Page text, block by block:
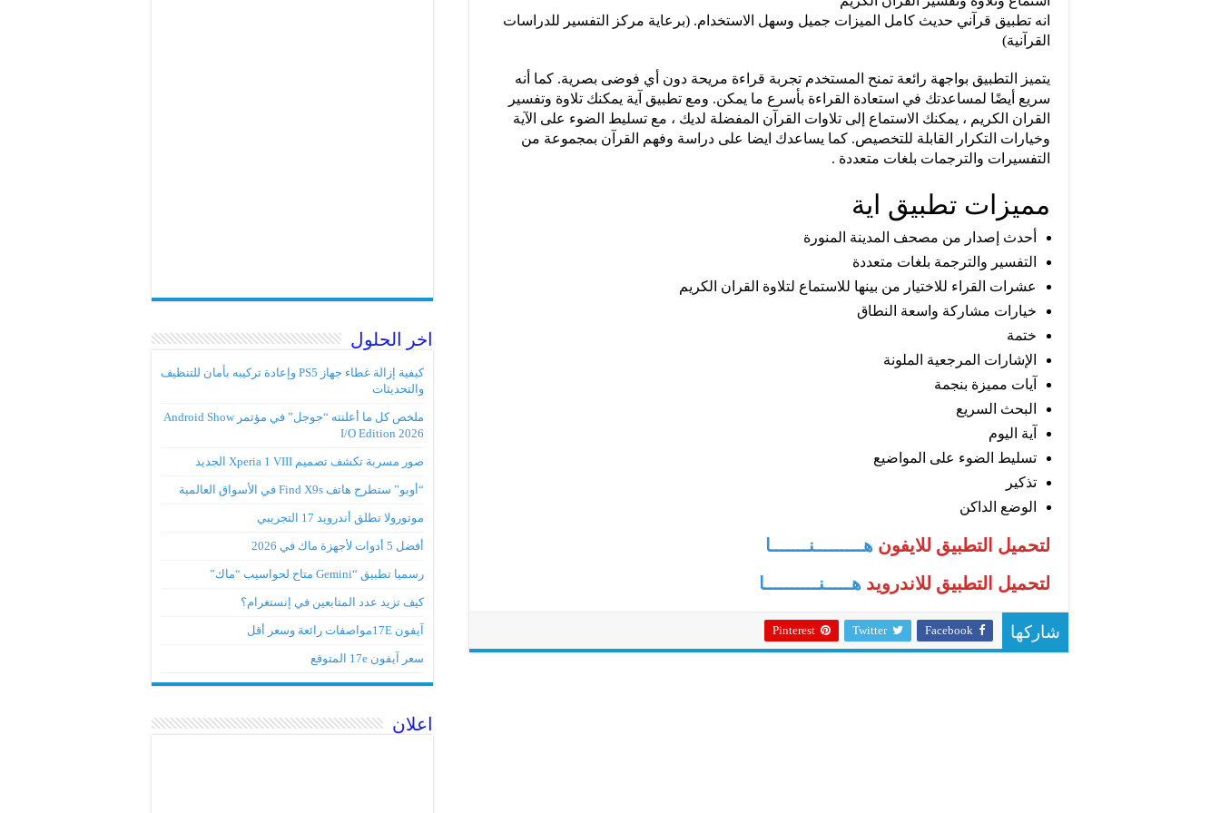
انه تطبيق قرآني حديث كامل الميزات جميل وسهل الاستخدام. (برعاية مركز التفسير للدراسات
القرآنية)
يتميز التطبيق بواجهة رائعة تمنح المستخدم تجربة قراءة مريحة دون أي فوضى بصرية. كما أنه
سريع أيضًا لمساعدتك في استعادة القراءة بأسرع ما يمكن. ومع تطبيق آية يمكنك تلاوة وتفسير
القران الكريم ، يمكنك الاستماع إلى تلاوات القرآن المفضلة لديك ، مع تسليط الضوء على الآية
وخيارات التكرار القابلة للتخصيص. كما يساعدك ايضا على دراسة وفهم القرآن بمجموعة من
التفسيرات والترجمات بلغات متعددة .
مميزات تطبيق اية
أحدث إصدار من مصحف المدينة المنورة
التفسير والترجمة بلغات متعددة
عشرات القراء للاختيار من بينها للاستماع لتلاوة القران الكريم
خيارات مشاركة واسعة النطاق
ختمة
الإشارات المرجعية الملونة
آيات مميزة بنجمة
البحث السريع
آية اليوم
تسليط الضوء على المواضيع
تذكير
الوضع الداكن
لتحميل التطبيق للايفون هـــــــــنـــــــا
لتحميل التطبيق للاندرويد هـــــنــــــــــا
شاركها Facebook
Twitter
Pinterest
اخر الحلول
كيفية إزالة غطاء جهاز PS5 وإعادة تركيبه بأمان للتنظيف
والتحديثات
ملخص كل ما أعلنته “جوجل” في مؤتمر Android Show
I/O Edition 2026
صور مسربة تكشف تصميم Xperia 1 VIII الجديد
“أوبو” ستطرح هاتف Find X9s في الأسواق العالمية
موتورولا تطلق أندرويد 17 التجريبي
أفضل 5 أدوات لأجهزة ماك في 2026
رسميا تطبيق “Gemini متاح لحواسيب “ماك”
كيف تزيد عدد المتابعين في إنستغرام؟
آيفون 17Eمواصفات رائعة وسعر أقل
سعر آيفون 17e المتوقع
اعلان